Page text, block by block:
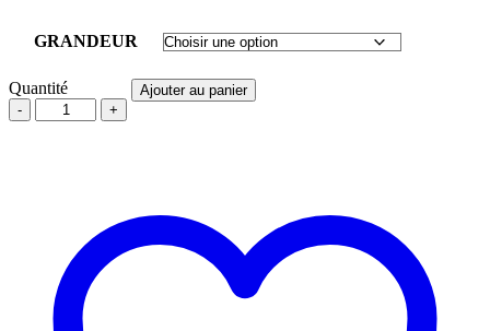
GRANDEUR
Quantité
COUVRE-
TOUT
HRC2
BANDE
Ajouter au panier